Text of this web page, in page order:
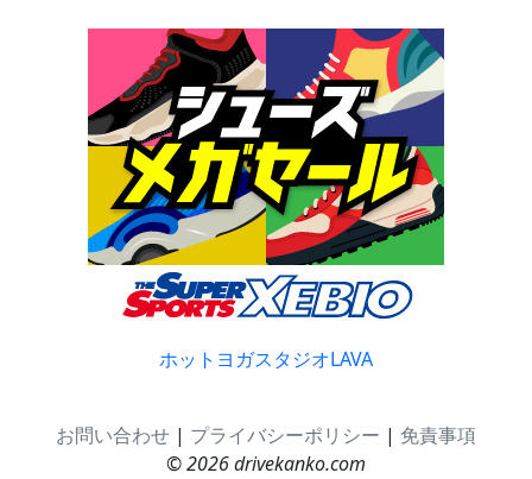
ホットヨガスタジオLAVA
お問い合わせ | プライバシーポリシー | 免責事項
© 2026 drivekanko.com